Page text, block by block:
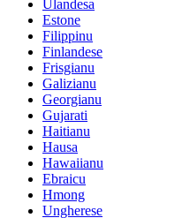
Ulandesa
Estone
Filippinu
Finlandese
Frisgianu
Galizianu
Georgianu
Gujarati
Haitianu
Hausa
Hawaiianu
Ebraicu
Hmong
Ungherese